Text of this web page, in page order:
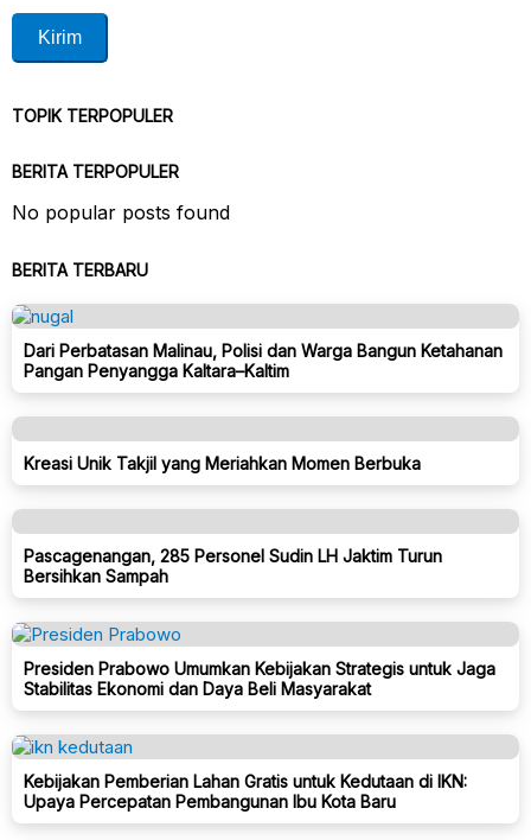
TOPIK TERPOPULER
BERITA TERPOPULER
No popular posts found
BERITA TERBARU
Dari Perbatasan Malinau, Polisi dan Warga Bangun Ketahanan
Pangan Penyangga Kaltara–Kaltim
Kreasi Unik Takjil yang Meriahkan Momen Berbuka
Pascagenangan, 285 Personel Sudin LH Jaktim Turun
Bersihkan Sampah
Presiden Prabowo Umumkan Kebijakan Strategis untuk Jaga
Stabilitas Ekonomi dan Daya Beli Masyarakat
Kebijakan Pemberian Lahan Gratis untuk Kedutaan di IKN:
Upaya Percepatan Pembangunan Ibu Kota Baru